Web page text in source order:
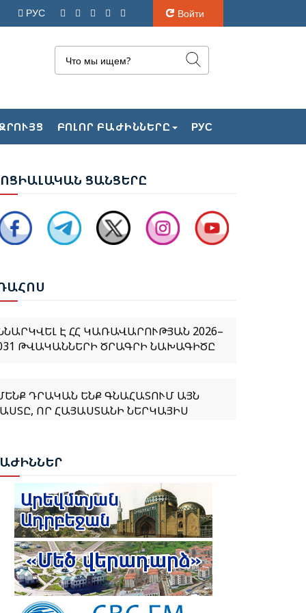
РУС Войти
ԲՈԼՈՐ ԲԱԺԻՆՆԵՐԸ РУС
ԻԱԼԱԿԱՆ ՑԱՆՑԵՐԸ
ՀՈՍ
ԱԳ ՆԱԽԱՐԱՐ ՋԵՅՀՈՒՆ
ԿԱՅԱՑԵԼ Է ԱՆԻԻ ԿԱՄՐՋԻ
ՀԱՐՑԵՐՈՎ ՀԱՅԱՍՏԱՆ-
ԹՎԱԿԱՆՆԵՐԻ ԾՐԱԳՐԻ ՆԱԽԱԳԻԾԸ
ՈՐ ՀԱՅԱՍՏԱՆԻ ՆԵՐԿԱՅԻՍ
«ԻՐԱԿԱՆ ՀԱՅԱՍՏԱՆԻ»
ՌՈՒԲԻՆՅԱՆԸ ԸՆՏՐՎԵՑ ԱԺ
ՎԱՀԱԳՆ ԽԱՉԱՏՈՒՐՅԱՆԸ
ՆԻԿՈԼ ՓԱՇԻՆՅԱՆԻՆ
ՆՇԱՆԱԿԵԼՈՒ ՄԱՍԻՆ
ԻՆՆԵՐ